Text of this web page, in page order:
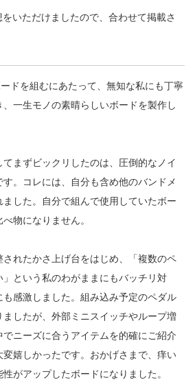
いただけましたので、合わせて掲載さ
ドを組むにあたって、無知な私にも丁寧
一生モノの素晴らしいボードを製作し
まずビックリしたのは、圧倒的なノイ
。コレには、自分も含め他のバンドメ
した。自分で組んで使用していたボー
物になりません。
されたかさ上げ台をはじめ、「複数のペ
」という私のわがままにもバッチリ対
感激しました。組み込み予定のペダル
したが、外部ミニスイッチやループ増
ニーズに合うアイテムを的確にご紹介
変嬉しかったです。おかげさまで、痒い
がアップしたボードになりました。